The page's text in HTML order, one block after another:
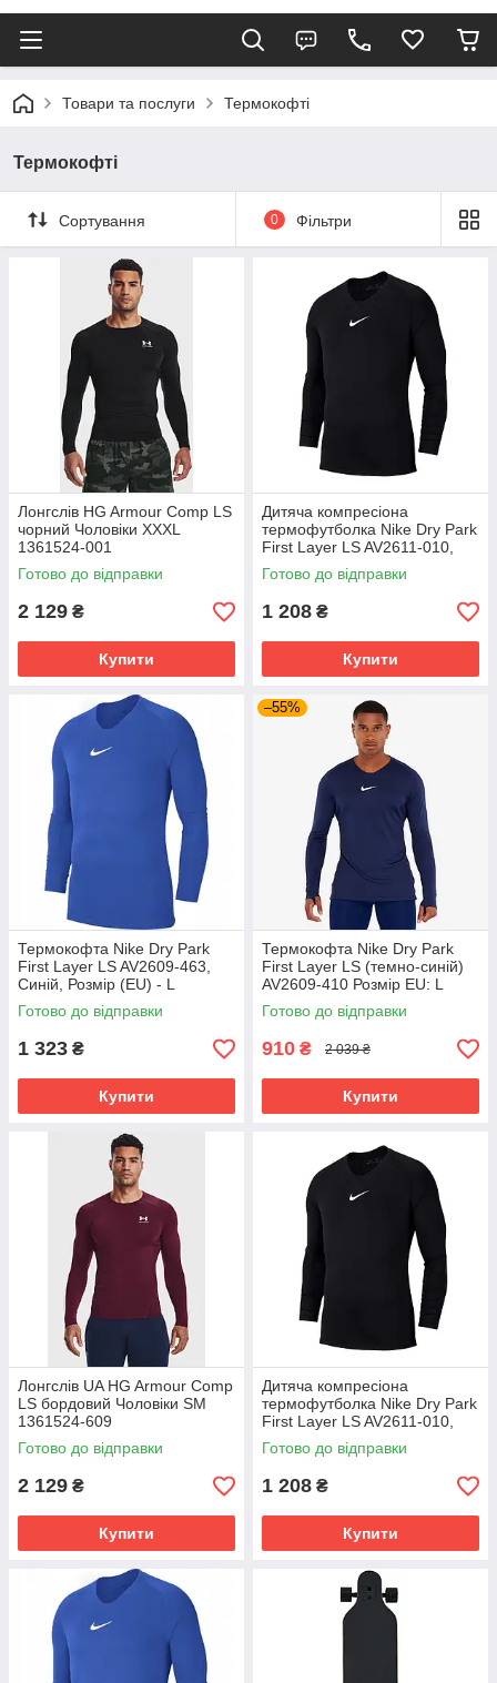
Товари та послуги Термокофті
Термокофті
Сортування 0 Фільтри
Лонгслів HG Armour Comp LS
чорний Чоловіки XXXL
1361524-001
Готово до відправки
2 129 ₴
Купити
Дитяча компресіона
термофутболка Nike Dry Park
First Layer LS AV2611-010,
Чорний, Розмір (EU) - 164cm
Готово до відправки
1 208 ₴
Купити
Термокофта Nike Dry Park
First Layer LS AV2609-463,
Синій, Розмір (EU) - L
Готово до відправки
1 323 ₴
Купити
–55%
Термокофта Nike Dry Park
First Layer LS (темно-синій)
AV2609-410 Розмір EU: L
Готово до відправки
910 ₴ 2 039 ₴
Купити
Лонгслів UA HG Armour Comp
LS бордовий Чоловіки SM
1361524-609
Готово до відправки
2 129 ₴
Купити
Дитяча компресіона
термофутболка Nike Dry Park
First Layer LS AV2611-010,
Чорний, Розмір (EU) - 128cm
Готово до відправки
1 208 ₴
Купити